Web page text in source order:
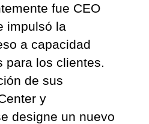
fue CEO
impulsó la
a capacidad
para los clientes.
de sus
y
designe un nuevo